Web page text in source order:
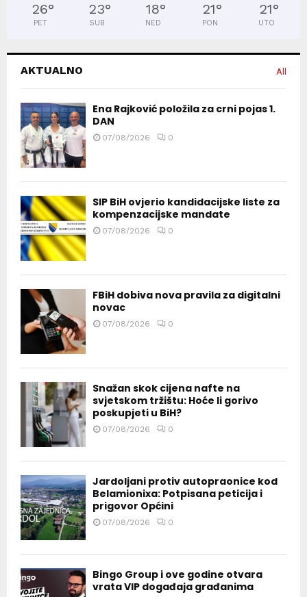
26°
PET
23°
SUB
18°
NED
21°
PON
21°
UTO
AKTUALNO All
Ena Rajković položila za crni pojas 1.
DAN
07/08/2026 0
SIP BiH ovjerio kandidacijske liste za
kompenzacijske mandate
07/08/2026 0
FBiH dobiva nova pravila za digitalni
novac
07/08/2026 0
Snažan skok cijena nafte na
svjetskom tržištu: Hoće li gorivo
poskupjeti u BiH?
07/08/2026 0
Jardoljani protiv autopraonice kod
Belamionixa: Potpisana peticija i
prigovor Općini
07/08/2026 0
Bingo Group i ove godine otvara
vrata VIP događaja građanima